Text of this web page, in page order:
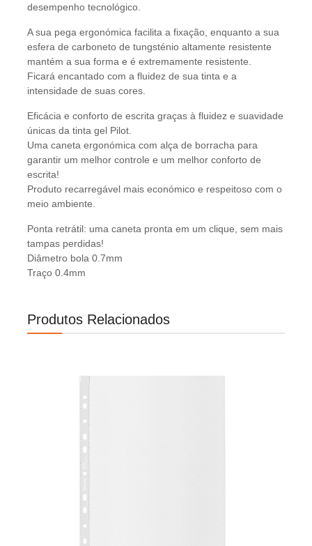
desempenho tecnológico.
A sua pega ergonómica facilita a fixação, enquanto a sua
esfera de carboneto de tungsténio altamente resistente
mantém a sua forma e é extremamente resistente.
Ficará encantado com a fluidez de sua tinta e a
intensidade de suas cores.
Eficácia e conforto de escrita graças à fluidez e suavidade
únicas da tinta gel Pilot.
Uma caneta ergonómica com alça de borracha para
garantir um melhor controle e um melhor conforto de
escrita!
Produto recarregável mais económico e respeitoso com o
meio ambiente.
Ponta retrátil: uma caneta pronta em um clique, sem mais
tampas perdidas!
Diâmetro bola 0.7mm
Traço 0.4mm
Produtos Relacionados